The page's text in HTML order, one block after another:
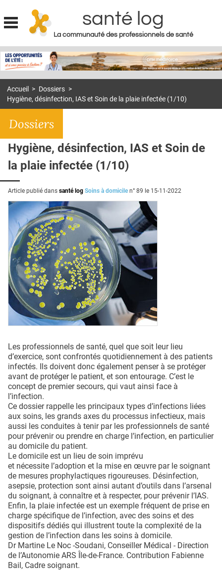
Jump to navigation
santé log
La communauté des professionnels de santé
MON COMPTE
S'ABONNER À LA REVUE SOIN À DOMICILE
RÉSEAUX
E-REVUE SAD
THÉMA
L'APP
QUI SOMMES-NOUS ?
PUBLICITÉ
CONDITIONS GÉNÉRALES
CONTACT
CRÉDITS
Accueil > Dossiers >
Hygiène, désinfection, IAS et Soin de la plaie infectée (1/10)
Dossiers
Hygiène, désinfection, IAS et Soin de
la plaie infectée (1/10)
Article publié dans santé log Soins à domicilen° 89 le 15-11-2022
Les professionnels de santé, quel que soit leur lieu
d’exercice, sont confrontés quotidiennement à des patients
infectés. Ils doivent donc également penser à se protéger
avant de protéger le patient, et son entourage. C’est le
concept de premier secours, qui vaut ainsi face à
l’infection.
Ce dossier rappelle les principaux types d’infections liées
aux soins, les grands axes du processus infectieux, mais
aussi les conduites à tenir par les professionnels de santé
pour prévenir ou prendre en charge l’infection, en particulier
au domicile du patient.
Le domicile est un lieu de soin imprévu
et nécessite l’adoption et la mise en œuvre par le soignant
de mesures prophylactiques rigoureuses. Désinfection,
asepsie, protection sont ainsi autant d’outils dans l’arsenal
du soignant, à connaître et à respecter, pour prévenir l’IAS.
Enfin, la plaie infectée est un exemple fréquent de prise en
charge spécifique de l’infection, avec des soins et des
dispositifs dédiés qui illustrent toute la complexité de la
gestion de l’infection dans les soins à domicile.
Dr Martine Le Noc -Soudani, Conseiller Médical - Direction
de l’Autonomie ARS Île-de-France. Contribution Fabienne
Bail, Cadre soignant.